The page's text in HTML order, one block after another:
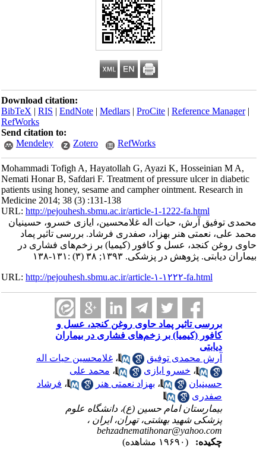
Download citation:
BibTeX|RIS|EndNote|Medlars|ProCite|Reference Manager
RefWorks
Send citation to:
Mendeley
Zotero RefWorks
Mohammadi Tofigh A, Hayatollah G, Ayazi K, Hosseinian M A,
Nemati Honar B, Safdari F. Treatment of pressure ulcer in diabetic
patients using honey, sesame and campher ointment. Research in
Medicine 2014; 38 (3) :131-138
URL:http://pejouhesh.sbmu.ac.ir/article-1-1222-fa.html
محمدی توفیق آرش، حیات اله غلامحسین، ایازی خسرو، حسینیان
محمد علی، نعمتی هنر بهزاد، صفدری فرشاد. بررسی تاثیر پماد
حاوی روغن کنجد، عسل و کافور (کیمیا) بر زخم‌های فشاری در
بیماران دیابتی. پژوهش در پزشکی. ۱۳۹۳; ۳۸ (۳) :۱۳۱-۱۳۸
URL:http://pejouhesh.sbmu.ac.ir/article-۱-۱۲۲۲-fa.html
بررسی تاثیر پماد حاوی روغن کنجد، عسل و
کافور (کیمیا) بر زخم‌های فشاری در بیماران
دیابتی
آرش محمدی توفیق
،غلامحسین حیات اله
،خسرو ایازی ،محمد علی
حسینیان
،بهزاد نعمتی هنر ،فرشاد
صفدری
بیمارستان امام حسین (ع)، دانشگاه علوم
پزشکی شهید بهشتی، تهران، ایران ،
behzadnematihonar@yahoo.com
چکیده: